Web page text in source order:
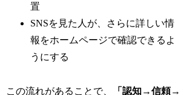
置
SNSを見た人が、さらに詳しい情
報をホームページで確認できるよ
うにする
この流れがあることで、
「認知→信頼→